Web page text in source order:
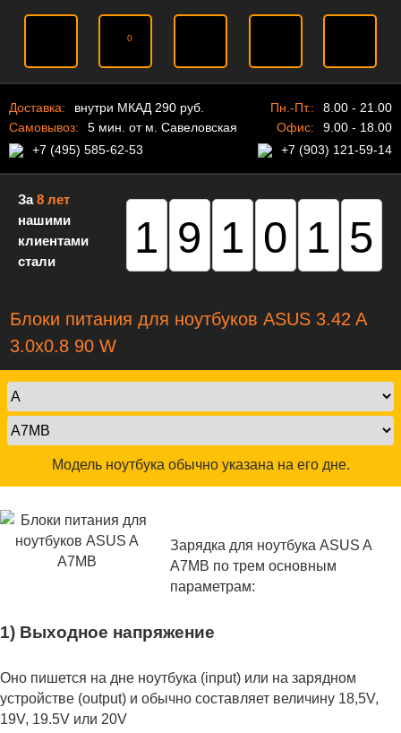
0
Доставка:
внутри МКАД 290 руб.
Самовывоз:
5 мин. от м. Савеловская
+7 (495) 585-62-53
Пн.-Пт.:
8.00 - 21.00
Офис:
9.00 - 18.00
+7 (903) 121-59-14
За8 лет
нашими
клиентами
стали
191015
Блоки питания для ноутбуков ASUS 3.42 A
3.0x0.8 90 W
Модель ноутбука обычно указана на его дне.
Зарядка для ноутбука ASUS A
A7MB по трем основным
параметрам:
1) Выходное напряжение
Оно пишется на дне ноутбука (input) или на зарядном
устройстве (output) и обычно составляет величину 18,5V,
19V, 19.5V или 20V